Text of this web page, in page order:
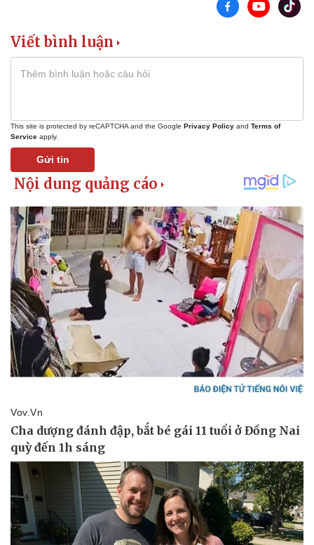
Vì cộng đồng
Tin Công nghệ
Viết bình luận
This site is protected by reCAPTCHA and the Google Privacy Policy and Terms of
Service apply.
Gửi tin